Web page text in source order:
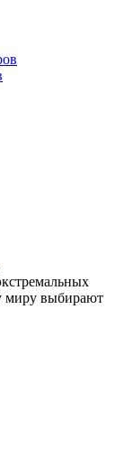
миру выбирают